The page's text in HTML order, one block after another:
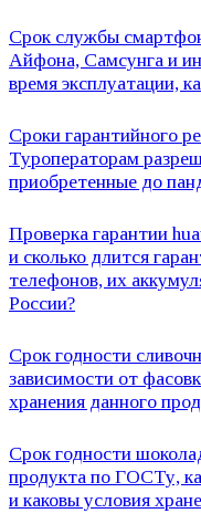
Срок службы
Айфона, Самсунга и
время эксплуатации,
Сроки гарантийного
Туроператорам
приобретенные до
Проверка гарантии
и сколько длится
телефонов, их
России?
Срок годности
зависимости от
хранения данного
Срок годности
продукта по ГОСТу,
и каковы условия